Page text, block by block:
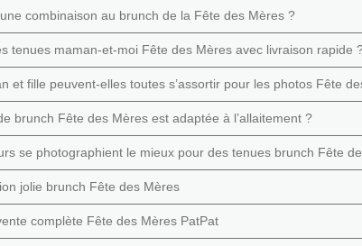
combinaison au brunch de la Fête des Mères ?
tenues maman-et-moi Fête des Mères avec livraison rapide
et fille peuvent-elles toutes s’assortir pour les photos Fête
brunch Fête des Mères est adaptée à l’allaitement ?
se photographient le mieux pour des tenues brunch Fête
jolie brunch Fête des Mères
complète Fête des Mères PatPat